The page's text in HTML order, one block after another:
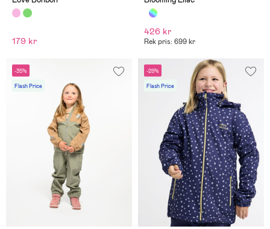
179 kr
426 kr
Rek pris: 699 kr
-35%
Flash Price
-29%
Flash Price